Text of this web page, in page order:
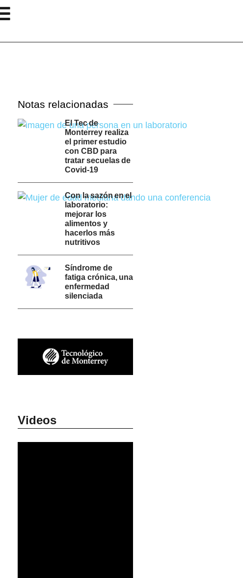
Notas relacionadas
El Tec de
Monterrey realiza
el primer estudio
con CBD para
tratar secuelas de
Covid-19
Con la sazón en el
laboratorio:
mejorar los
alimentos y
hacerlos más
nutritivos
Síndrome de
fatiga crónica, una
enfermedad
silenciada
Videos